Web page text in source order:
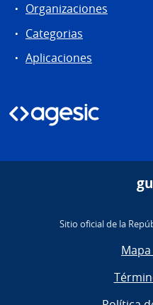
Organizaciones
Categorias
Aplicaciones
Sitio oficial de la